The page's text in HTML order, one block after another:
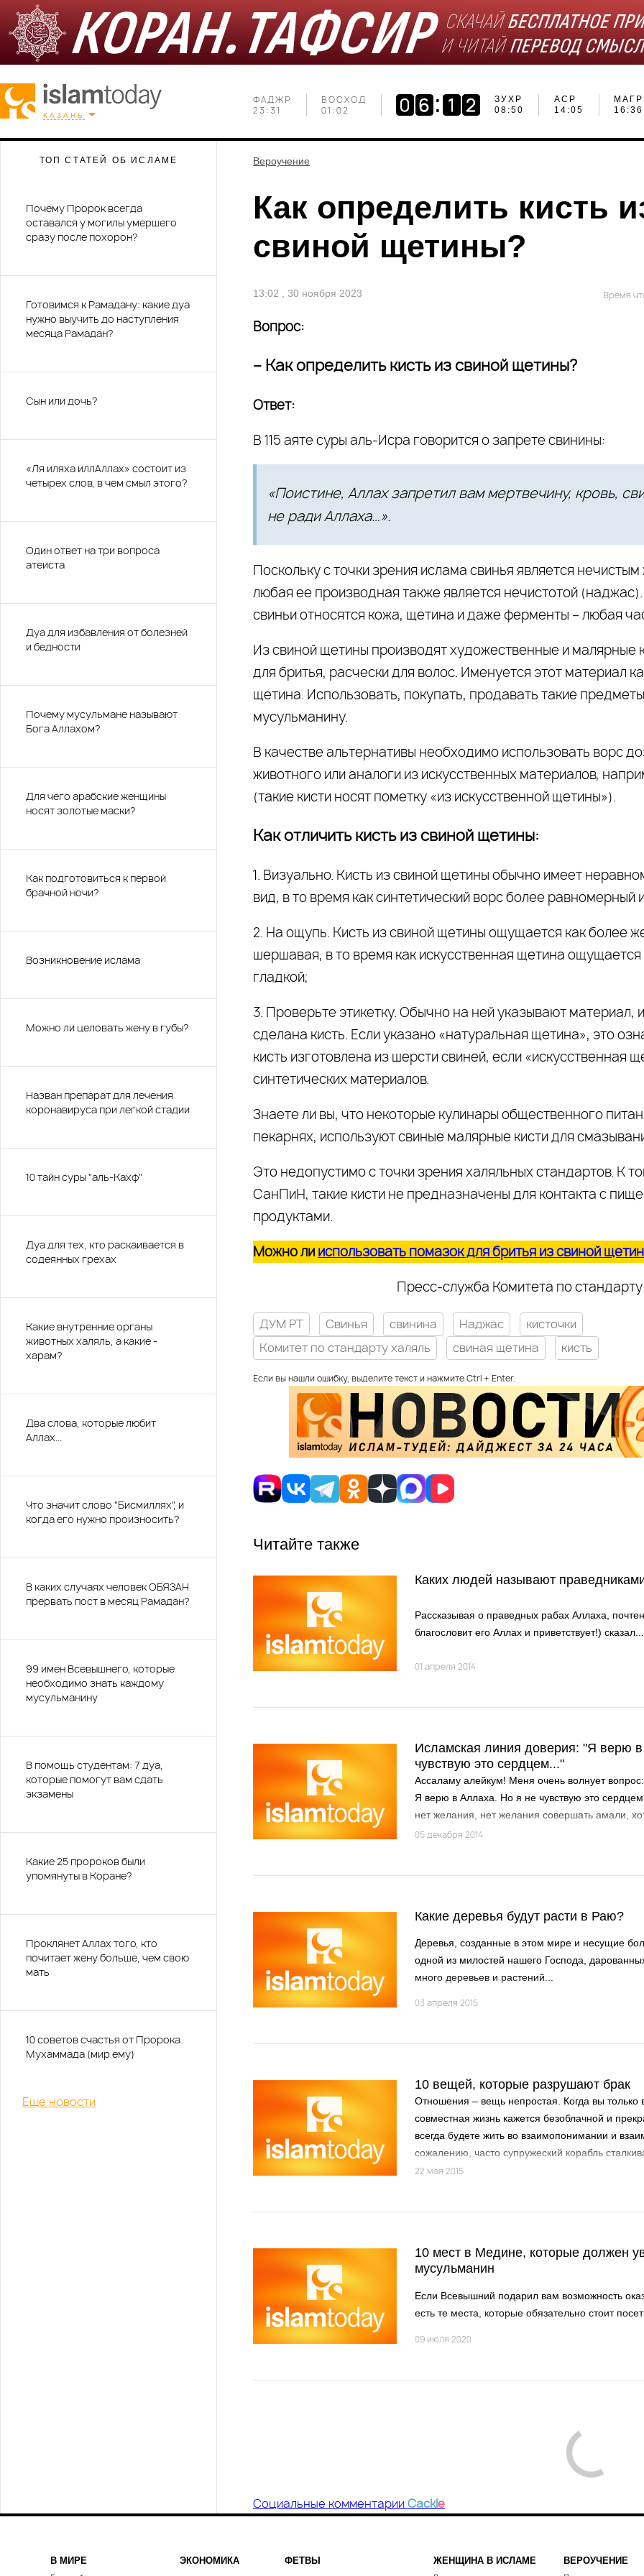
КАЗАНЬ
ФАДЖР
23:31
ВОСХОД
01:02
ЗУХР
08:50
АСР
14:05
16:36
ТОП СТАТЕЙ ОБ ИСЛАМЕ
Почему Пророк всегда
оставался у могилы умершего
сразу после похорон?
Готовимся к Рамадану: какие дуа
нужно выучить до наступления
месяца Рамадан?
Сын или дочь?
«Ля иляха иллАллах» состоит из
четырех слов, в чем смыл этого?
Один ответ на три вопроса
атеиста
Дуа для избавления от болезней
и бедности
Почему мусульмане называют
Бога Аллахом?
Для чего арабские женщины
носят золотые маски?
Как подготовиться к первой
брачной ночи?
Возникновение ислама
Можно ли целовать жену в губы?
Назван препарат для лечения
коронавируса при легкой стадии
10 тайн суры "аль-Кахф"
Дуа для тех, кто раскаивается в
содеянных грехах
Какие внутренние органы
животных халяль, а какие -
харам?
Два слова, которые любит
Аллах...
Что значит слово "Бисмиллях", и
когда его нужно произносить?
В каких случаях человек ОБЯЗАН
прервать пост в месяц Рамадан?
99 имен Всевышнего, которые
необходимо знать каждому
мусульманину
В помощь студентам: 7 дуа,
которые помогут вам сдать
экзамены
Какие 25 пророков были
упомянуты в Коране?
Проклянет Аллах того, кто
почитает жену больше, чем свою
мать
10 советов счастья от Пророка
Мухаммада (мир ему)
Еще новости
Вероучение
Как определить кисть
свиной щетины?
13:02 , 30 ноября 2023 Время
Вопрос:
– Как определить кисть из свиной щетины?
Ответ:
В 115 аяте суры аль-Исра говорится о запрете свинины:
«Поистине, Аллах запретил вам мертвечину, кровь,
не ради Аллаха…».
Поскольку с точки зрения ислама свинья является
любая ее производная также является нечистотой
свиньи относятся кожа, щетина и даже ферменты – любая
Из свиной щетины производят художественные и малярные
для бритья, расчески для волос. Именуется этот материал
щетина. Использовать, покупать, продавать такие
мусульманину.
В качестве альтернативы необходимо использовать ворс
животного или аналоги из искусственных материалов,
(такие кисти носят пометку «из искусственной щетины»).
Как отличить кисть из свиной щетины:
1. Визуально. Кисть из свиной щетины обычно имеет
вид, в то время как синтетический ворс более равномерный
2. На ощупь. Кисть из свиной щетины ощущается как более
шершавая, в то время как искусственная щетина ощущается
гладкой;
3. Проверьте этикетку. Обычно на ней указывают материал,
сделана кисть. Если указано «натуральная щетина», это
кисть изготовлена из шерсти свиней, если «искусственная
синтетических материалов.
Знаете ли вы, что некоторые кулинары общественного
пекарнях, используют свиные малярные кисти для
Это недопустимо с точки зрения халяльных стандартов. К
СанПиН, такие кисти не предназначены для контакта с
продуктами.
Можно ли использовать помазок для бритья из свиной
Пресс-служба Комитета по
ДУМ РТ Свинья свинина Наджас
кисточки
Комитет по стандарту халяль
свиная щетина кисть
Если вы нашли ошибку, выделите текст и нажмите Ctrl + Enter.
Читайте также
Каких людей называют
Рассказывая о праведных рабах Аллаха,
благословит его Аллах и приветствует!) сказал...
01 апреля 2014
Исламская линия доверия: "Я верю
чувствую это сердцем..."
Ассаламу алейкум! Меня очень волнует
Я верю в Аллаха. Но я не чувствую это
нет желания, нет желания совершать амали,
будет Судный День, но у меня нет Истинной
05 декабря 2014
Какие деревья будут расти в Раю?
Деревья, созданные в этом мире и несущие
одной из милостей нашего Господа,
много деревьев и растений...
03 апреля 2015
10 вещей, которые разрушают брак
Отношения – вещь непростая. Когда вы только
совместная жизнь кажется безоблачной и
всегда будете жить во взаимопонимании и
сожалению, часто супружеский корабль
определенными трудностями, связанным с тем,
22 мая 2015
10 мест в Медине, которые должен
мусульманин
Если Всевышний подарил вам возможность
есть те места, которые обязательно стоит
09 июля 2020
Социальные комментарииCackle
В МИРЕ
ЭКОНОМИКА ФЕТВЫ
ЖЕНЩИНА В ИСЛАМЕ
ВЕРОУЧЕНИЕ